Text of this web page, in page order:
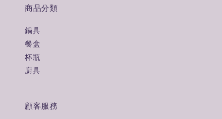
商品分類
鍋具
餐盒
杯瓶
廚具
顧客服務